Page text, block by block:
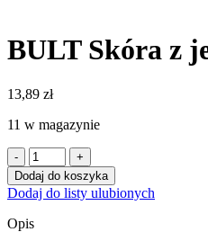
BULT Skóra z
13,89 zł
11 w magazynie
ilość
BULT
Skóra
z
jelenia
Dodaj do koszyka
Dodaj do listy ulubionych
Opis